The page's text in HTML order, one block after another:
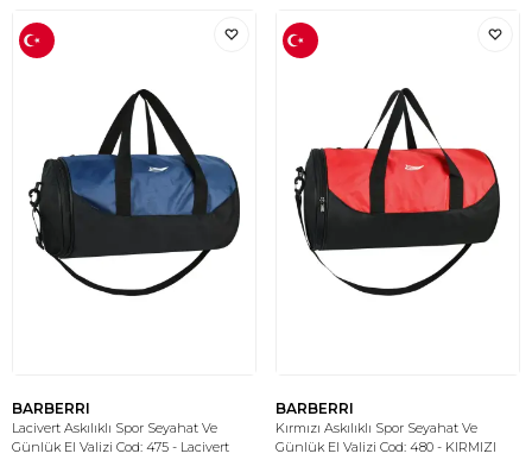
BARBERRI
Lacivert Askılıklı Spor Seyahat Ve
Günlük El Valizi Cod: 475 - Lacivert
BARBERRI
Kırmızı Askılıklı Spor Seyahat Ve
Günlük El Valizi Cod: 480 - KIRMIZI